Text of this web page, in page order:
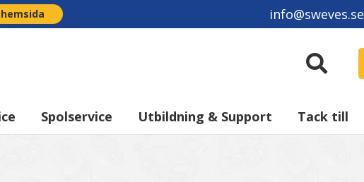
info@sweves.se
Spolservice Utbildning & Support Tack till